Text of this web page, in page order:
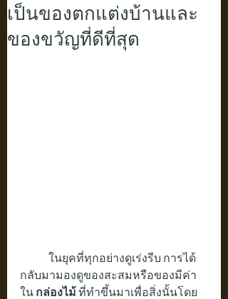
เป็นของตกแต่งบ้านและ
ของขวัญที่ดีที่สุด
กลับมามองดูของสะสมหรือของมีค่า
ใน กล่องไม้ ที่ทำขึ้นมาเพื่อสิ่งนั้นโดย